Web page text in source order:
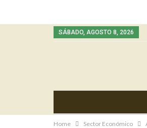
SÁBADO, AGOSTO 8, 2026
Home Sector Económico